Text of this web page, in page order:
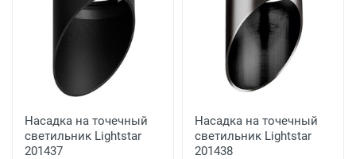
Насадка на точечный
светильник Lightstar
201437
Насадка на точечный
светильник Lightstar
201438